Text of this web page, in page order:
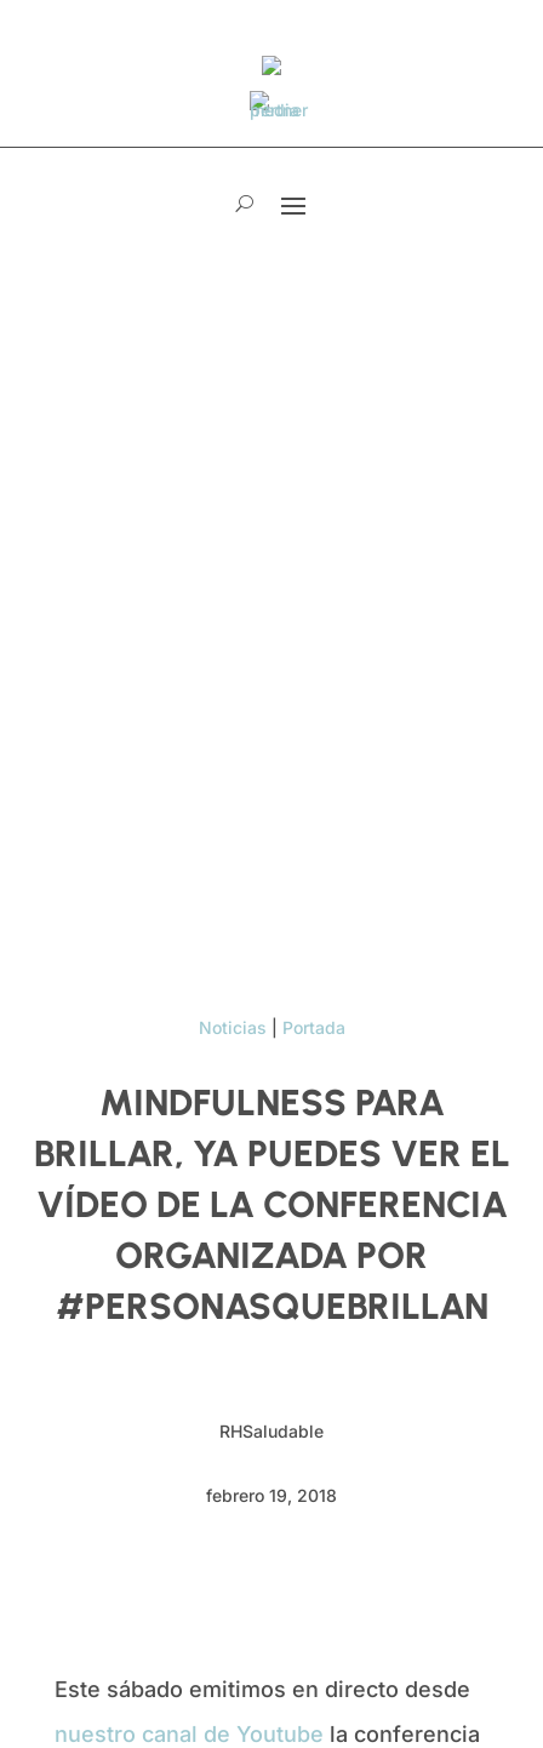
Noticias Portada
MINDFULNESS PARA
BRILLAR, YA PUEDES VER EL
VÍDEO DE LA CONFERENCIA
ORGANIZADA POR
#PERSONASQUEBRILLAN
RHSaludable
febrero 19, 2018
Este sábado emitimos en directo desde
nuestro canal de Youtube la conferencia